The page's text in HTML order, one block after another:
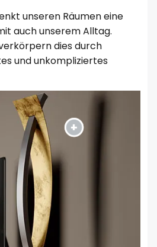
unseren Räumen eine
auch unserem Alltag.
dies durch
und unkompliziertes